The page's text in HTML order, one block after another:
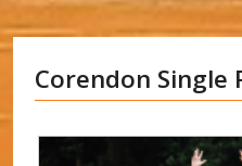
Corendon Single